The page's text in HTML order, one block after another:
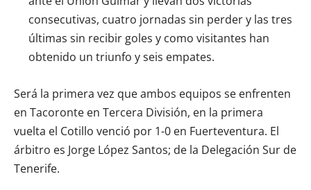
consecutivas, cuatro jornadas sin perder y las tres
últimas sin recibir goles y como visitantes han
obtenido un triunfo y seis empates.
Será la primera vez que ambos equipos se enfrenten
en Tacoronte en Tercera División, en la primera
vuelta el Cotillo venció por 1-0 en Fuerteventura. El
árbitro es Jorge López Santos; de la Delegación Sur de
Tenerife.